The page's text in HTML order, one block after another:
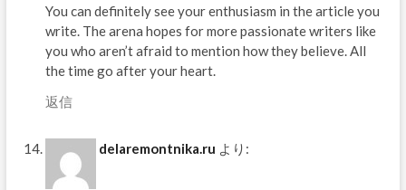
You can definitely see your enthusiasm in the article you
write. The arena hopes for more passionate writers like
you who aren’t afraid to mention how they believe. All
the time go after your heart.
返信
delaremontnika.ru より: